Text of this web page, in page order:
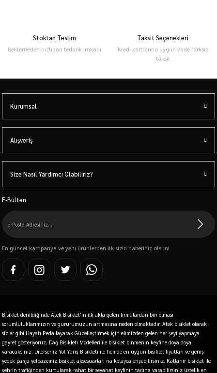
Stoktan Teslim
Beklemeden hızlıdan tedarik imkanı
Taksit Seçenekleri
Kredi kartlarına uygun vade farksız
taksit
Kurumsal
Alışveriş
Size Nasıl Yardımcı Olabiliriz?
E-Bülten
En güncel kampanya ve yeni ürünlerden ilk sizin haberiniz olsun!
Bisiklet denildiğinde Atek Bisiklet'in ilk akla gelen firmalardan biri olması
sorumluluklarımızın ve gururumuzun artmasına neden olmaktadır. Atek bisiklet olarak
sizler gibi Hayatı Pedallayarak Güzelleştirmek için elimizden gelen her şeyi yapmaya
gayret gösteriyoruz. Dağ Bisikleti Modelleri ile bisiklet binmenin keyfine doya doya
varacaksınız. Dilerseniz Yol Yarış Bisikleti ile hemde en uygun bisiklet fiyatları ve geniş
yedek parça yelpazemiz bisiklet aksesuarları na kolayca erişebilirsiniz. Katlanır bisiklet ile
şehrin trafiğinden kurtularak rahat bir seyahat keyfinin tadına varabilirsiniz üstelik en